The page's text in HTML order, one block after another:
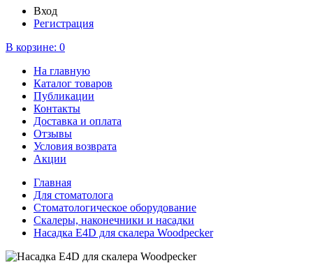
Вход
Регистрация
В корзине: 0
На главную
Каталог товаров
Публикации
Контакты
Доставка и оплата
Отзывы
Условия возврата
Акции
Главная
Для стоматолога
Стоматологическое оборудование
Скалеры, наконечники и насадки
Насадка E4D для скалера Woodpecker